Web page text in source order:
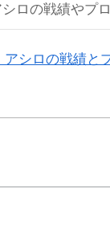
ロの戦績やプ
アシロの戦績と